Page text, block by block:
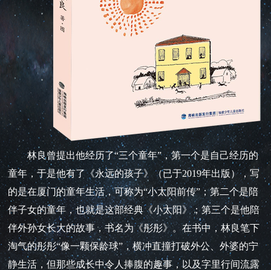
林良曾提出他经历了“三个童年”，第一个是自己经历的
童年，于是他有了《永远的孩子》（已于2019年出版），写
的是在厦门的童年生活，可称为“小太阳前传”；第二个是陪
伴子女的童年，也就是这部经典《小太阳》；第三个是他陪
伴外孙女长大的故事，书名为《彤彤》。在书中，林良笔下
淘气的彤彤“像一颗保龄球”，横冲直撞打破外公、外婆的宁
静生活，但那些成长中令人捧腹的趣事，以及字里行间流露